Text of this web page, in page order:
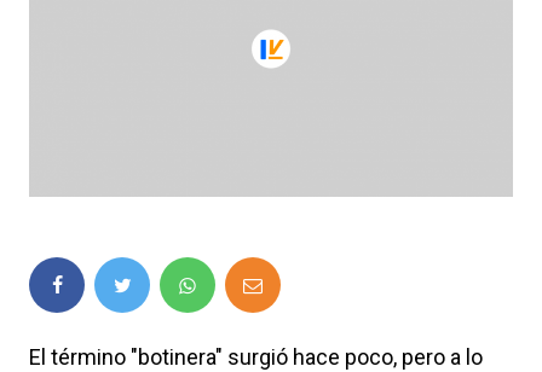
El término "botinera" surgió hace poco, pero a lo